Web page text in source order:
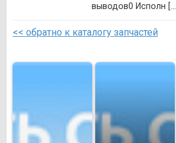
выводов0 Исполн [...]
<< обратно к каталогу запчастей